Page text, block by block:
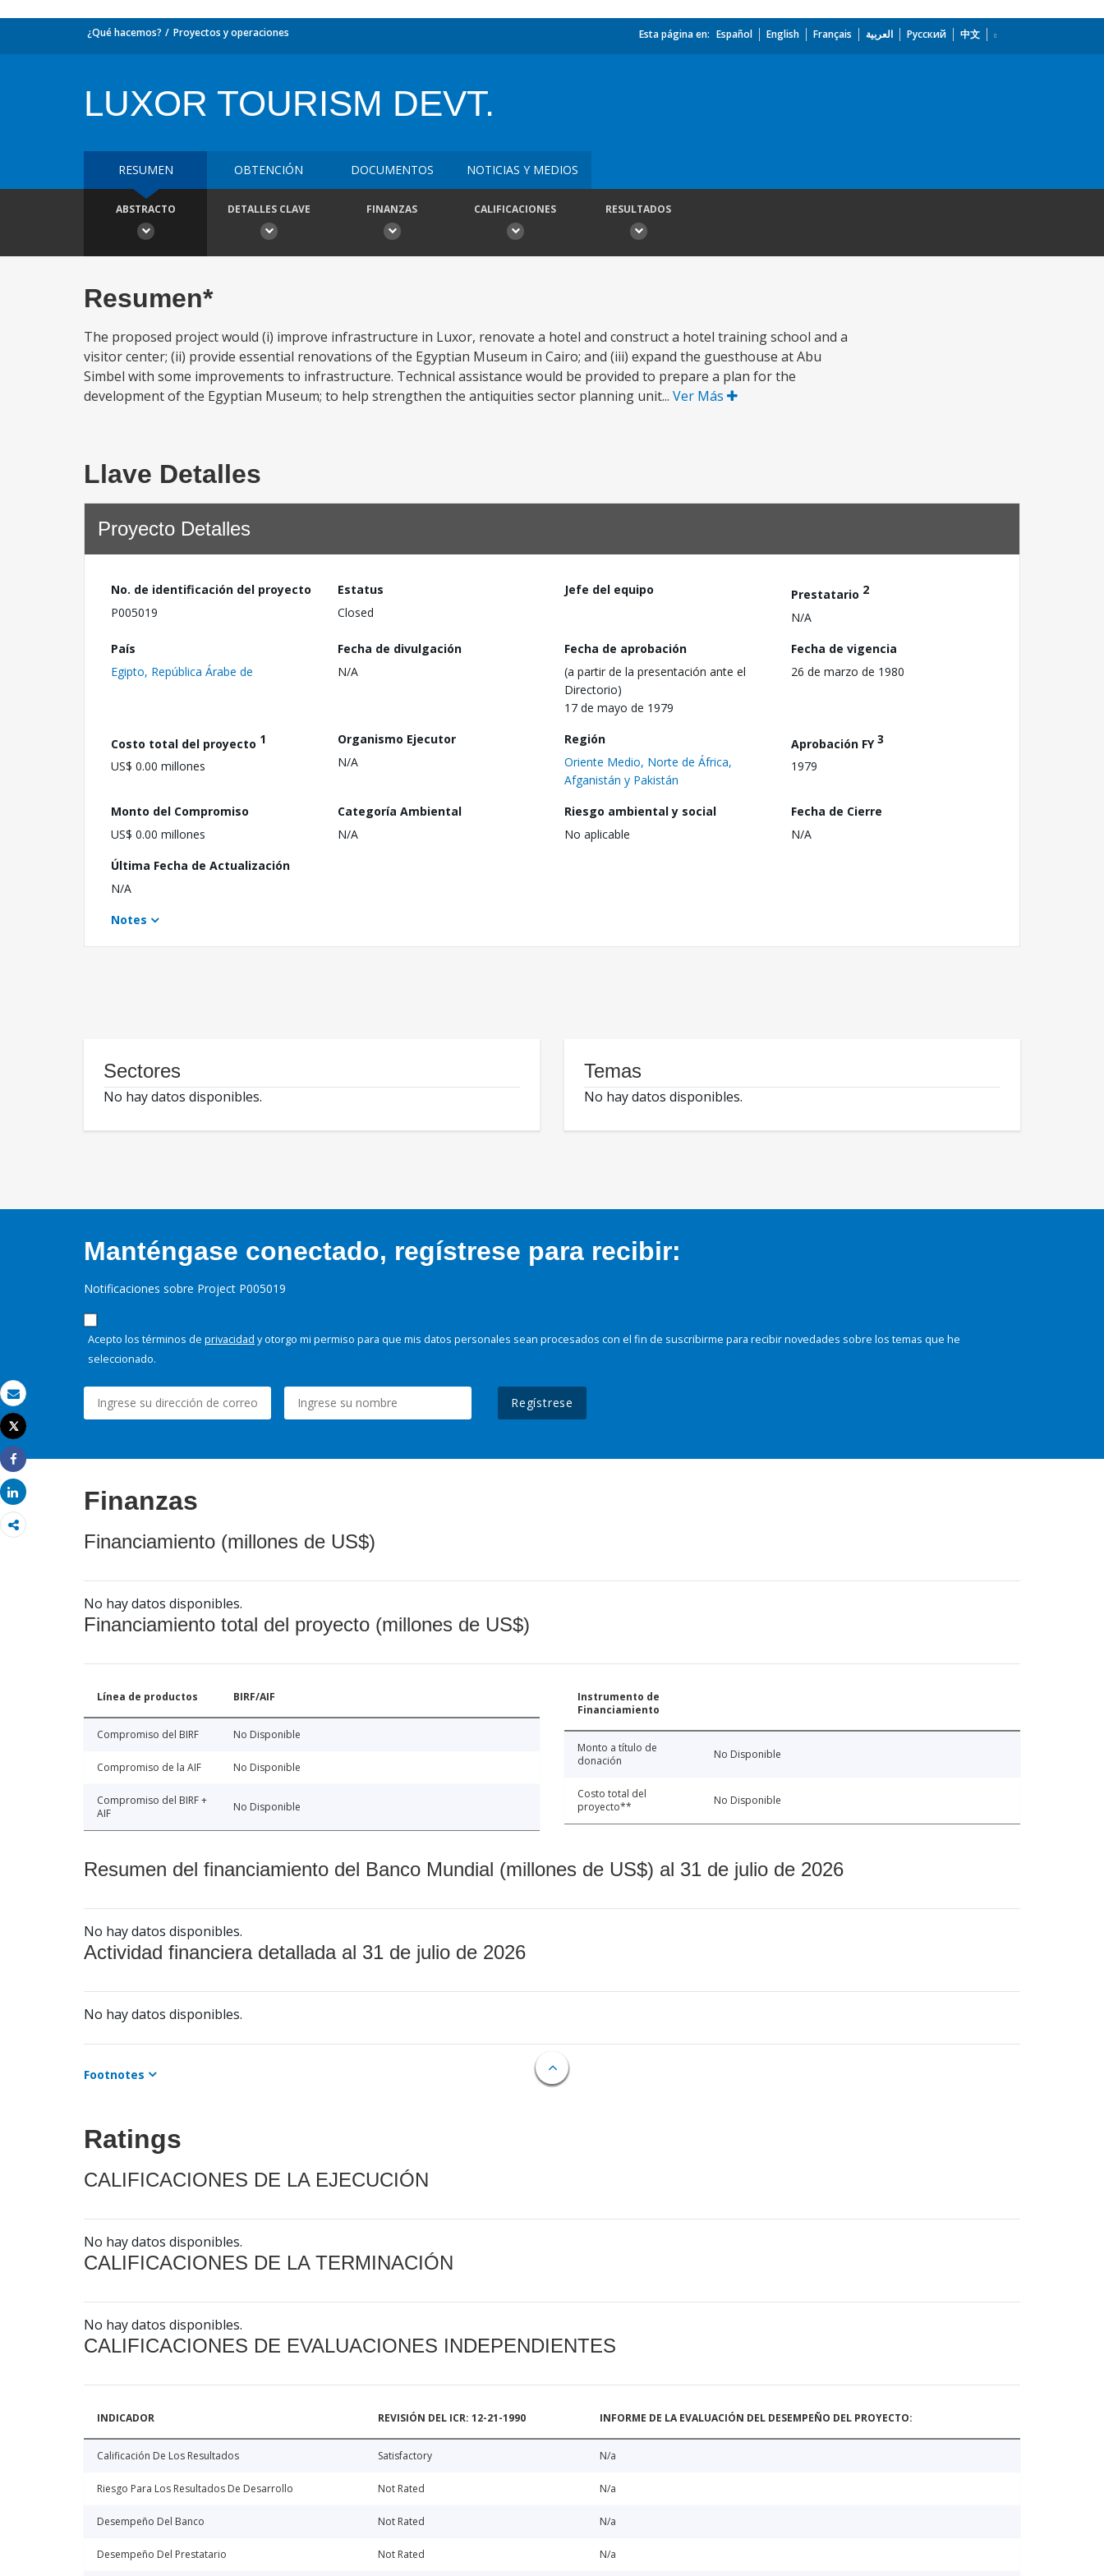
Correo electrónico
Imprimir
Tweet
Share
Share
¿Qué hacemos? Proyectos y operaciones Esta página en: Español English Français العربية Русский 中文
LUXOR TOURISM DEVT.
RESUMEN OBTENCIÓN DOCUMENTOS NOTICIAS Y MEDIOS
ABSTRACTO DETALLES CLAVE FINANZAS CALIFICACIONES RESULTADOS
Resumen*
The proposed project would (i) improve infrastructure in Luxor, renovate a hotel and construct a hotel training school and a
visitor center; (ii) provide essential renovations of the Egyptian Museum in Cairo; and (iii) expand the guesthouse at Abu
Simbel with some improvements to infrastructure. Technical assistance would be provided to prepare a plan for the
development of the Egyptian Museum; to help strengthen the antiquities sector planning unit... Ver Más
Llave Detalles
Proyecto Detalles
No. de identificación del proyecto
P005019
Estatus
Closed
Jefe del equipo Prestatario 2
N/A
País
Egipto, República Árabe de
Fecha de divulgación
N/A
Fecha de aprobación
(a partir de la presentación ante el
Directorio)
17 de mayo de 1979
Fecha de vigencia
26 de marzo de 1980
Costo total del proyecto 1
US$ 0.00 millones
Organismo Ejecutor
N/A
Región
Oriente Medio, Norte de África,
Afganistán y Pakistán
Aprobación FY3
1979
Monto del Compromiso
US$ 0.00 millones
Categoría Ambiental
N/A
Riesgo ambiental y social
No aplicable
Fecha de Cierre
N/A
Última Fecha de Actualización
N/A
Notes
Sectores
No hay datos disponibles.
Temas
No hay datos disponibles.
Manténgase conectado, regístrese para recibir:
Notificaciones sobre Project P005019
Acepto los términos de privacidad y otorgo mi permiso para que mis datos personales sean procesados con el fin de suscribirme para recibir novedades sobre los temas que he
seleccionado.
Regístrese
Finanzas
Financiamiento (millones de US$)
No hay datos disponibles.
Financiamiento total del proyecto (millones de US$)
Línea de productos BIRF/AIF
Compromiso del BIRF No Disponible
Compromiso de la AIF No Disponible
Compromiso del BIRF +
AIF
No Disponible
Instrumento de
Financiamiento
Monto a título de
donación
No Disponible
Costo total del
proyecto**
No Disponible
Resumen del financiamiento del Banco Mundial (millones de US$) al 31 de julio de 2026
No hay datos disponibles.
Actividad financiera detallada al 31 de julio de 2026
No hay datos disponibles.
Footnotes
Ratings
CALIFICACIONES DE LA EJECUCIÓN
No hay datos disponibles.
CALIFICACIONES DE LA TERMINACIÓN
No hay datos disponibles.
CALIFICACIONES DE EVALUACIONES INDEPENDIENTES
INDICADOR REVISIÓN DEL ICR: 12-21-1990 INFORME DE LA EVALUACIÓN DEL DESEMPEÑO DEL PROYECTO:
Calificación De Los Resultados Satisfactory N/a
Riesgo Para Los Resultados De Desarrollo Not Rated N/a
Desempeño Del Banco Not Rated N/a
Desempeño Del Prestatario Not Rated N/a